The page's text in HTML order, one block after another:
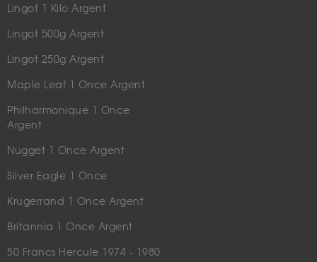
Lingot 1 Kilo Argent
Lingot 500g Argent
Lingot 250g Argent
Maple Leaf 1 Once Argent
Philharmonique 1 Once
Argent
Nugget 1 Once Argent
Silver Eagle 1 Once
Krugerrand 1 Once Argent
Britannia 1 Once Argent
50 Francs Hercule 1974 - 1980